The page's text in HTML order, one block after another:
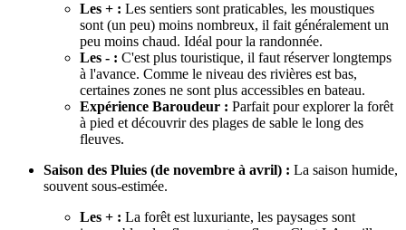
Les + : Les sentiers sont praticables, les moustiques
sont (un peu) moins nombreux, il fait généralement un
peu moins chaud. Idéal pour la randonnée.
Les - : C'est plus touristique, il faut réserver longtemps
à l'avance. Comme le niveau des rivières est bas,
certaines zones ne sont plus accessibles en bateau.
Expérience Baroudeur : Parfait pour explorer la forêt
à pied et découvrir des plages de sable le long des
fleuves.
Saison des Pluies (de novembre à avril) : La saison humide,
souvent sous-estimée.
Les + : La forêt est luxuriante, les paysages sont